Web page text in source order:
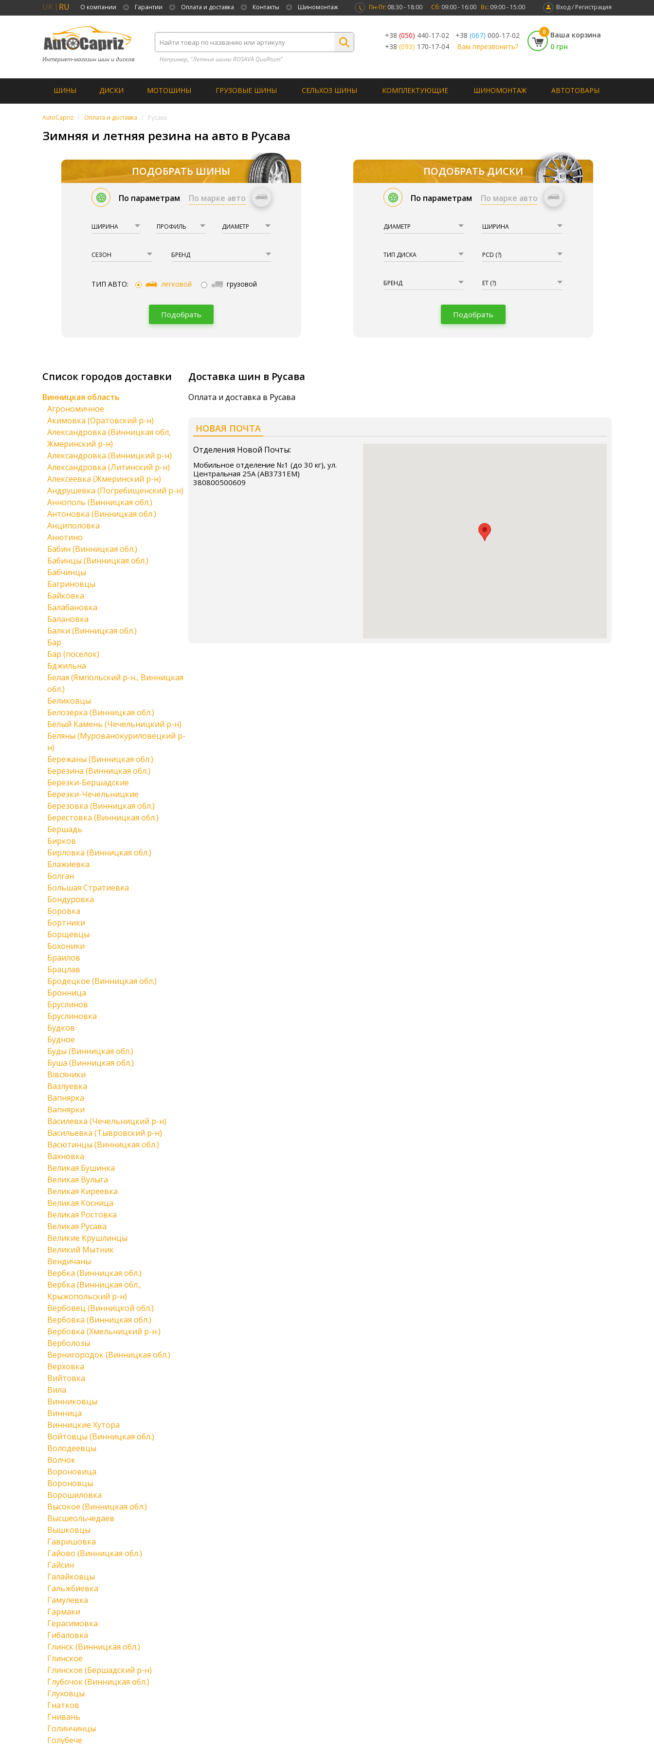
UK RU О компании Гарантии Оплата и доставка Контакты Шиномонтаж Вход / Регистрация
Пн-Пт: 08:30 - 18:00 Сб: 09:00 - 16:00 Вс: 09:00 - 15:00
Интернет-магазин шин и дисков Например, "Летние шины ROSAVA QuaRtum”
+38 (050) 440-17-02 +38 (067) 000-17-02
+38 (093) 170-17-04 Вам перезвонить?
0
Ваша корзина
0 грн
ШИНЫ ДИСКИ МОТОШИНЫ ГРУЗОВЫЕ ШИНЫ СЕЛЬХОЗ ШИНЫ КОМПЛЕКТУЮЩИЕ ШИНОМОНТАЖ АВТОТОВАРЫ
AutoCapriz Оплата и доставка Русава
Зимняя и летняя резина на авто в Русава
ПОДОБРАТЬ ШИНЫ
По параметрам По марке авто
ШИРИНА ПРОФИЛЬ ДИАМЕТР
СЕЗОН БРЕНД
ТИП АВТО: легковой грузовой
Подобрать
ПОДОБРАТЬ ДИСКИ
По параметрам По марке авто
ДИАМЕТР ШИРИНА
ТИП ДИСКА PCD (?)
БРЕНД ET (?)
Подобрать
Доставка шин в Русава
Оплата и доставка в Русава
НОВАЯ ПОЧТА
Отделения Новой Почты:
Мобильное отделение №1 (до 30 кг), ул.
Центральная 25А (АВ3731ЕМ)
380800500609
Список городов доставки
Винницкая область
Агрономичное
Акимовка (Оратовский р-н)
Александровка (Винницкая обл,
Жмеринский р-н)
Александровка (Винницкий р-н)
Александровка (Литинский р-н)
Алексеевка (Жмеринский р-н)
Андрушевка (Погребищенский р-н)
Аннополь (Винницкая обл.)
Антоновка (Винницкая обл.)
Анциполовка
Анютино
Бабин (Винницкая обл.)
Бабинцы (Винницкая обл.)
Бабчинцы
Багриновцы
Байковка
Балабановка
Балановка
Балки (Винницкая обл.)
Бар
Бар (поселок)
Бджильна
Белая (Ямпольский р-н., Винницкая
обл.)
Беликовцы
Белозерка (Винницкая обл.)
Белый Камень (Чечельницкий р-н)
Беляны (Мурованокуриловецкий р-
н)
Бережаны (Винницкая обл.)
Березина (Винницкая обл.)
Березки-Бершадские
Березки-Чечельницкие
Березовка (Винницкая обл.)
Берестовка (Винницкая обл.)
Бершадь
Бирков
Бирловка (Винницкая обл.)
Блажиевка
Болган
Большая Стратиевка
Бондуровка
Боровка
Бортники
Борщевцы
Бохоники
Браилов
Брацлав
Бродецкое (Винницкая обл.)
Бронница
Бруслинов
Бруслиновка
Будков
Будное
Буды (Винницкая обл.)
Буша (Винницкая обл.)
Вівсяники
Вазлуевка
Вапнярка
Вапнярки
Василевка (Чечельницкий р-н)
Васильевка (Тывровский р-н)
Васютинцы (Винницкая обл.)
Вахновка
Великая Бушинка
Великая Вулыга
Великая Киреевка
Великая Косница
Великая Ростовка
Великая Русава
Великие Крушлинцы
Великий Мытник
Вендичаны
Вербка (Винницкая обл.)
Вербка (Винницкая обл.,
Крыжопольский р-н)
Вербовец (Винницкой обл.)
Вербовка (Винницкая обл.)
Вербовка (Хмельницкий р-н.)
Верболозы
Вернигородок (Винницкая обл.)
Верховка
Вийтовка
Вила
Винниковцы
Винница
Винницкие Хутора
Войтовцы (Винницкая обл.)
Володеевцы
Волчок
Вороновица
Вороновцы
Ворошиловка
Высокое (Винницкая обл.)
Высшеольчедаев
Вышковцы
Гавришовка
Гайово (Винницкая обл.)
Гайсин
Галайковцы
Гальжбиевка
Гамулевка
Гармаки
Герасимовка
Гибаловка
Глинск (Винницкая обл.)
Глинское
Глинское (Бершадский р-н)
Глубочок (Винницкая обл.)
Глуховцы
Гнатков
Гнивань
Голинчинцы
Голубече